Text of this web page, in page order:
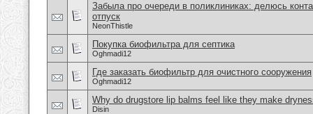
Забыла про очереди в поликлиниках: делюсь
отпуск
NeonThistle
Покупка биофильтра для септика
Oghmadi12
Где заказать биофильтр для очистного сооружения
Oghmadi12
Why do drugstore lip balms feel like they make
Disin